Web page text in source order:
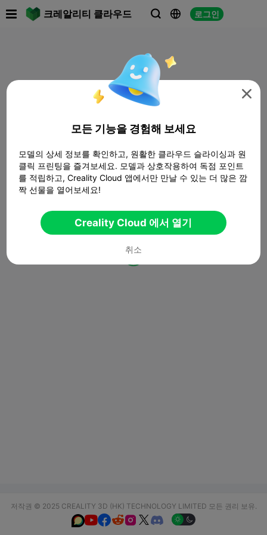
크레알리티 클라우드   로그인
저작권 © 2025 CREALITY 3D (HK) TECHNOLOGY LIMITED 모든 권리 보유.
  

모든 기능을 경험해 보세요
모델의 상세 정보를 확인하고, 원활한 클라우드 슬라이싱과 원
클릭 프린팅을 즐겨보세요. 모델과 상호작용하여 독점 포인트
를 적립하고, Creality Cloud 앱에서만 만날 수 있는 더 많은 깜
짝 선물을 열어보세요!
Creality Cloud 에서 열기
취소